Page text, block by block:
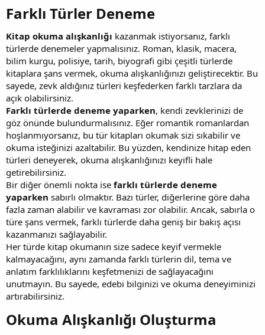
Farklı Türler Deneme​
Kitap okuma alışkanlığı kazanmak istiyorsanız, farklı
türlerde denemeler yapmalısınız. Roman, klasik, macera,
bilim kurgu, polisiye, tarih, biyografi gibi çeşitli türlerde
kitaplara şans vermek, okuma alışkanlığınızı geliştirecektir. Bu
sayede, zevk aldığınız türleri keşfederken farklı tarzlara da
açık olabilirsiniz.
Farklı türlerde deneme yaparken, kendi zevklerinizi de
göz önünde bulundurmalısınız. Eğer romantik romanlardan
hoşlanmıyorsanız, bu tür kitapları okumak sizi sıkabilir ve
okuma isteğinizi azaltabilir. Bu yüzden, kendinize hitap eden
türleri deneyerek, okuma alışkanlığınızı keyifli hale
getirebilirsiniz.
Bir diğer önemli nokta ise farklı türlerde deneme
yaparken sabırlı olmaktır. Bazı türler, diğerlerine göre daha
fazla zaman alabilir ve kavraması zor olabilir. Ancak, sabırla o
türe şans vermek, farklı türlerde daha geniş bir bakış açısı
kazanmanızı sağlayabilir.
Her türde kitap okumanın size sadece keyif vermekle
kalmayacağını, aynı zamanda farklı türlerin dil, tema ve
anlatım farklılıklarını keşfetmenizi de sağlayacağını
unutmayın. Bu sayede, edebi bilginizi ve okuma deneyiminizi
artırabilirsiniz.
Okuma Alışkanlığı Oluşturma​